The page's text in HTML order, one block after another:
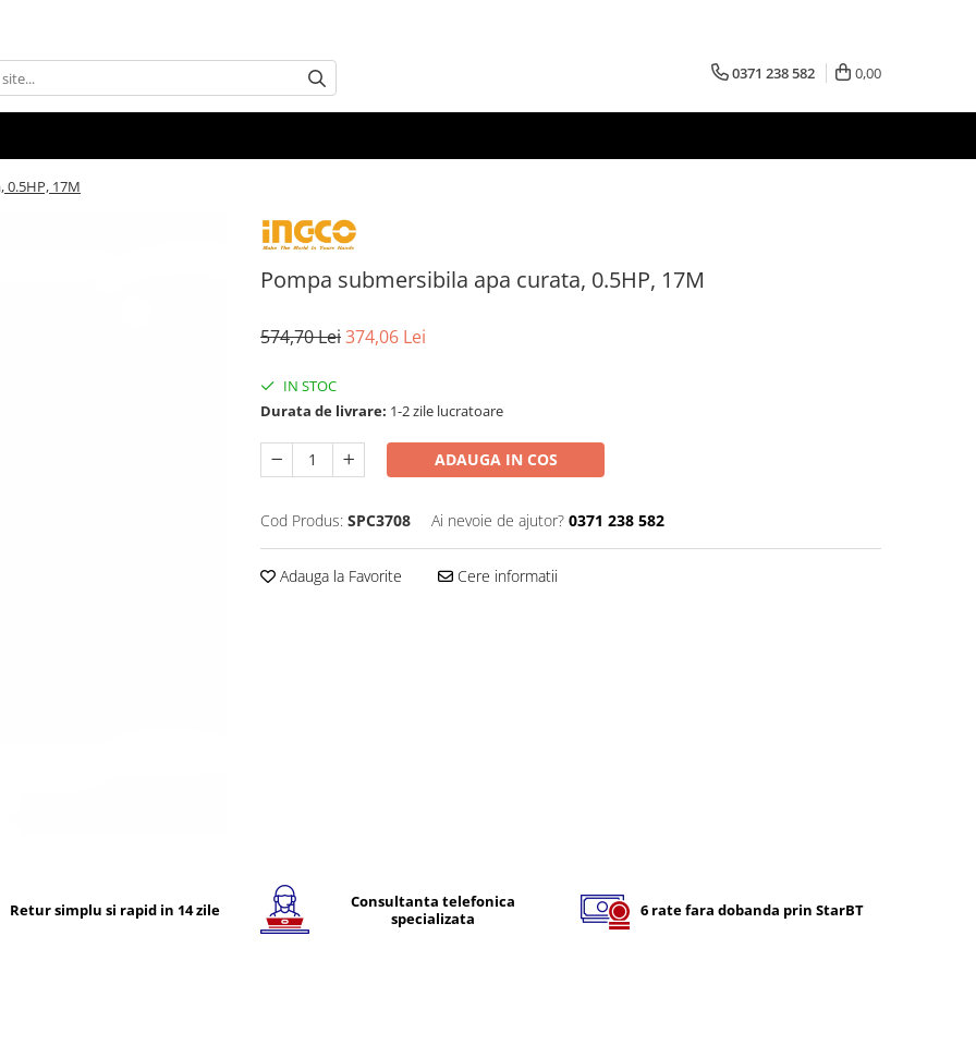
0371 238 582 0,00
17M
Pompa submersibila apa curata, 0.5HP, 17M
574,70 Lei374,06 Lei
IN STOC
Durata de livrare: 1-2 zile lucratoare
ADAUGA IN COS
Cod Produs: SPC3708 Ai nevoie de ajutor? 0371 238 582
Adauga la Favorite Cere informatii
Retur simplu si rapid in 14 zile
Consultanta telefonica
specializata
6 rate fara dobanda prin StarBT